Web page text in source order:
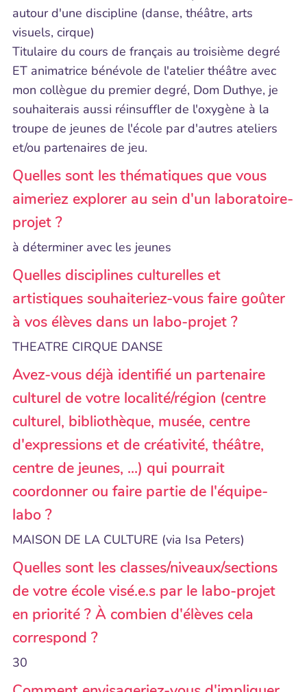
autour d'une discipline (danse, théâtre, arts
visuels, cirque)
Titulaire du cours de français au troisième degré
ET animatrice bénévole de l'atelier théâtre avec
mon collègue du premier degré, Dom Duthye, je
souhaiterais aussi réinsuffler de l'oxygène à la
troupe de jeunes de l'école par d'autres ateliers
et/ou partenaires de jeu.
Quelles sont les thématiques que vous
aimeriez explorer au sein d'un laboratoire-
projet ?
à déterminer avec les jeunes
Quelles disciplines culturelles et
artistiques souhaiteriez-vous faire goûter
à vos élèves dans un labo-projet ?
THEATRE CIRQUE DANSE
Avez-vous déjà identifié un partenaire
culturel de votre localité/région (centre
culturel, bibliothèque, musée, centre
d'expressions et de créativité, théâtre,
centre de jeunes, ...) qui pourrait
coordonner ou faire partie de l'équipe-
labo ?
MAISON DE LA CULTURE (via Isa Peters)
Quelles sont les classes/niveaux/sections
de votre école visé.e.s par le labo-projet
en priorité ? À combien d'élèves cela
correspond ?
30